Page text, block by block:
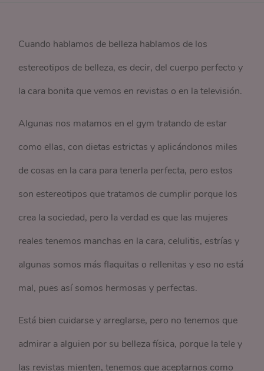
Cuando hablamos de belleza hablamos de los
estereotipos de belleza, es decir, del cuerpo perfecto y
la cara bonita que vemos en revistas o en la televisión.
Algunas nos matamos en el gym tratando de estar
como ellas, con dietas estrictas y aplicándonos miles
de cosas en la cara para tenerla perfecta, pero estos
son estereotipos que tratamos de cumplir porque los
crea la sociedad, pero la verdad es que las mujeres
reales tenemos manchas en la cara, celulitis, estrías y
algunas somos más flaquitas o rellenitas y eso no está
mal, pues así somos hermosas y perfectas.
Está bien cuidarse y arreglarse, pero no tenemos que
admirar a alguien por su belleza física, porque la tele y
las revistas mienten, tenemos que aceptarnos como